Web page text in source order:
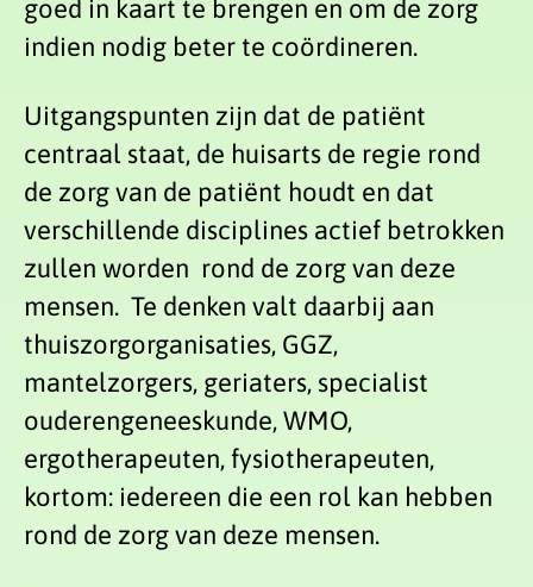
goed in kaart te brengen en om de zorg
indien nodig beter te coördineren.
Uitgangspunten zijn dat de patiënt
centraal staat, de huisarts de regie rond
de zorg van de patiënt houdt en dat
verschillende disciplines actief betrokken
zullen worden rond de zorg van deze
mensen. Te denken valt daarbij aan
thuiszorgorganisaties, GGZ,
mantelzorgers, geriaters, specialist
ouderengeneeskunde, WMO,
ergotherapeuten, fysiotherapeuten,
kortom: iedereen die een rol kan hebben
rond de zorg van deze mensen.